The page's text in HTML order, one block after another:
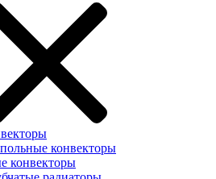
конвекторы
конвекторы